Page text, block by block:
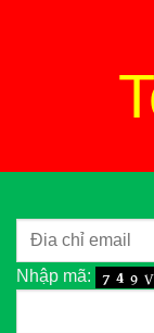
Nhập mã: